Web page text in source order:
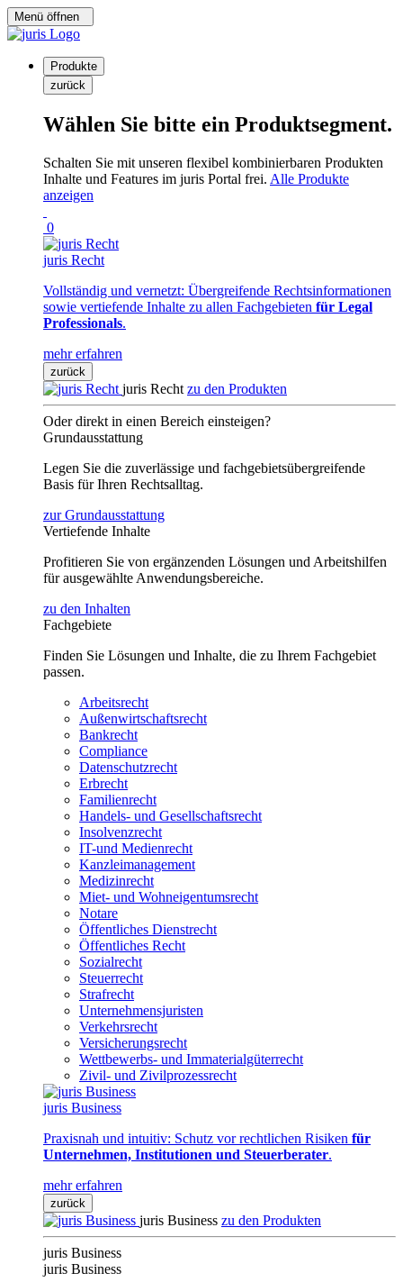
Menü öffnen
Produkte
zurück
Wählen Sie bitte ein Produktsegment.
Schalten Sie mit unseren flexibel kombinierbaren Produkten
Inhalte und Features im juris Portal frei. Alle Produkte
anzeigen
0
juris Recht
Vollständig und vernetzt: Übergreifende Rechtsinformationen
sowie vertiefende Inhalte zu allen Fachgebieten für Legal
Professionals.
mehr erfahren
zurück
juris Recht zu den Produkten
Oder direkt in einen Bereich einsteigen?
Grundausstattung
Legen Sie die zuverlässige und fachgebietsübergreifende
Basis für Ihren Rechtsalltag.
zur Grundausstattung
Vertiefende Inhalte
Profitieren Sie von ergänzenden Lösungen und Arbeitshilfen
für ausgewählte Anwendungsbereiche.
zu den Inhalten
Fachgebiete
Finden Sie Lösungen und Inhalte, die zu Ihrem Fachgebiet
passen.
Arbeitsrecht
Außenwirtschaftsrecht
Bankrecht
Compliance
Datenschutzrecht
Erbrecht
Familienrecht
Handels- und Gesellschaftsrecht
Insolvenzrecht
IT-und Medienrecht
Kanzleimanagement
Medizinrecht
Miet- und Wohneigentumsrecht
Notare
Öffentliches Dienstrecht
Öffentliches Recht
Sozialrecht
Steuerrecht
Strafrecht
Unternehmensjuristen
Verkehrsrecht
Versicherungsrecht
Wettbewerbs- und Immaterialgüterrecht
Zivil- und Zivilprozessrecht
juris Business
Praxisnah und intuitiv: Schutz vor rechtlichen Risiken für
Unternehmen, Institutionen und Steuerberater.
mehr erfahren
zurück
juris Business zu den Produkten
juris Business
juris Business